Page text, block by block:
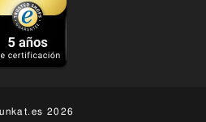
2026